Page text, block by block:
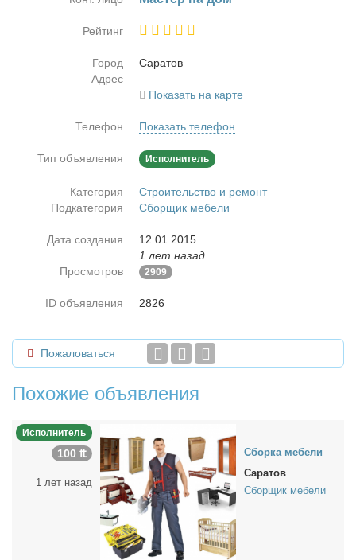
Рейтинг
Город
Са­ра­тов
Адрес
Показать на карте
Телефон Показать телефон
Тип объявления Исполнитель
Категория
Строительство и ремонт
Подкатегория
Сборщик мебели
Дата создания
12.01.2015
1 лет назад
Просмотров
2909
ID объявления 2826
Пожаловаться
Похожие объявления
Исполнитель
100 ₶
1 лет назад
Сбор­ка ме­бе­ли
Саратов
Сборщик мебели